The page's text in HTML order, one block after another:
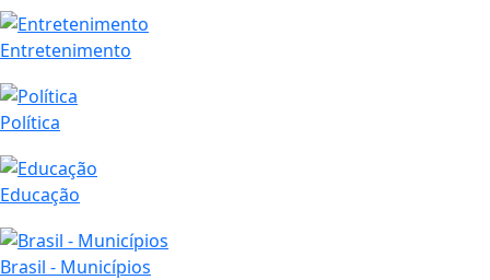
Entretenimento
Política
Educação
Brasil - Municípios